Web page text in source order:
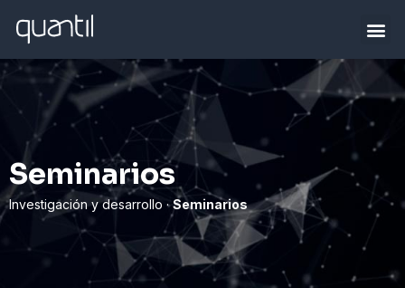
Seminarios
Investigación y desarrollo ·Seminarios